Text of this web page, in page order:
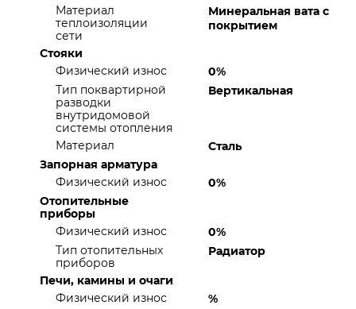
Материал
теплоизоляции
сети
Минеральная вата с
покрытием
Стояки
Физический износ
0%
Тип поквартирной
разводки
внутридомовой
системы отопления
Вертикальная
Материал
Сталь
Запорная арматура
Физический износ
0%
Отопительные
приборы
Физический износ
0%
Тип отопительных
приборов
Радиатор
Печи, камины и очаги
Физический износ
%